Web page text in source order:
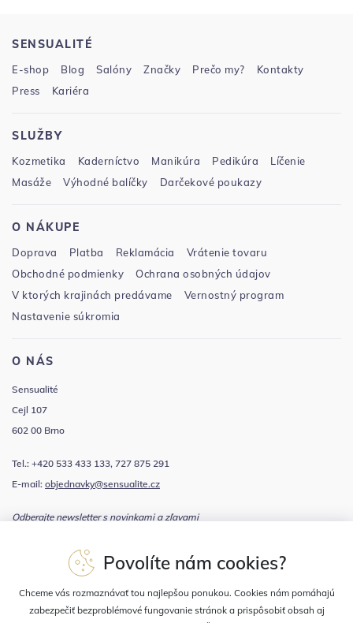
SENSUALITÉ
E-shop Blog Salóny Značky Prečo my?
Kontakty
Press
Kariéra
SLUŽBY
Kozmetika Kaderníctvo Manikúra Pedikúra
Líčenie
Masáže
Výhodné balíčky Darčekové poukazy
O NÁKUPE
Doprava Platba Reklamácia
Vrátenie tovaru
Obchodné podmienky
Ochrana osobných údajov
V ktorých krajinách predávame
Vernostný program
Nastavenie súkromia
O NÁS
Sensualité
Cejl 107
602 00 Brno
Tel.: +420 533 433 133, 727 875 291
E-mail: objednavky@sensualite.cz
Odberajte newsletter s novinkami a zľavami
Súhlasím sa spracovaním osobných údajov
Povolíte nám cookies?
Chceme vás rozmaznávať tou najlepšou ponukou. Cookies nám pomáhajú
zabezpečiť bezproblémové fungovanie stránok a prispôsobiť obsah aj